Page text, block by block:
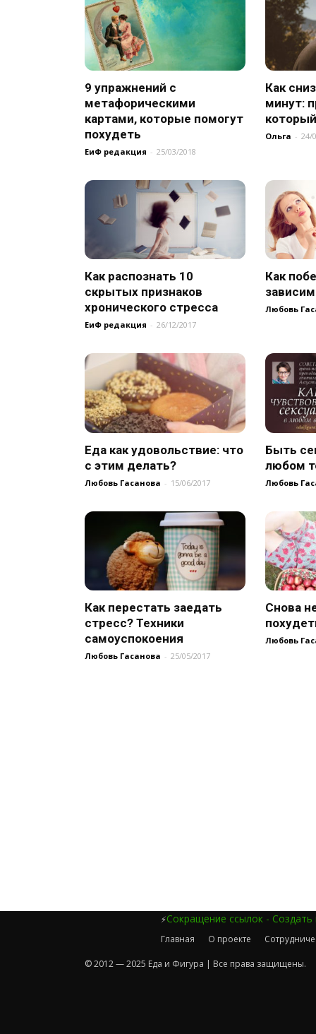
9 упражнений с
метафорическими
картами, которые помогут
похудеть
ЕиФ редакция - 25/03/2018
Как
минут:
Ольга - 24/
Как распознать 10
скрытых признаков
хронического стресса
ЕиФ редакция - 26/12/2017
Как
Любовь
Еда как удовольствие: что
с этим делать?
Любовь Гасанова - 15/06/2017
Быть
любом
Любовь
Как перестать заедать
стресс? Техники
самоуспокоения
Любовь Гасанова - 25/05/2017
Снова
Любовь
⚡Сокращение ссылок - Создать
Главная О проекте
© 2012 — 2025 Еда и Фигура | Все права защищены.